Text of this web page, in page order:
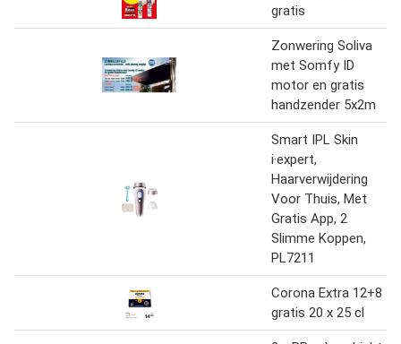
gratis
Zonwering Soliva
met Somfy ID
motor en gratis
handzender 5x2m
Smart IPL Skin
i·expert,
Haarverwijdering
Voor Thuis, Met
Gratis App, 2
Slimme Koppen,
PL7211
Corona Extra 12+8
gratis 20 x 25 cl